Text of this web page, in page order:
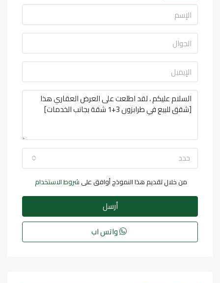
حدد
من خلال تقديم هذا النموذج أوافق على شروط الاستخدام
أرسل
واتس اب